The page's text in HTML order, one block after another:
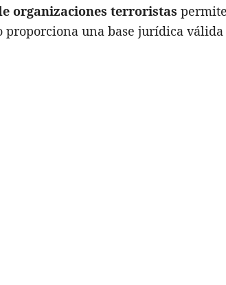
organizaciones terroristas
proporciona una base jurídica